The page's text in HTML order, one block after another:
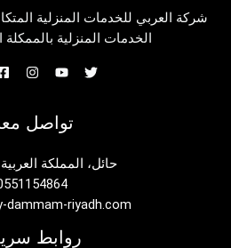
شركة العربي للخدمات المنزلية
الخدمات المنزلية بالممكلة
تواصل
حائل، المملكة
dammam-riyadh.com
روابط